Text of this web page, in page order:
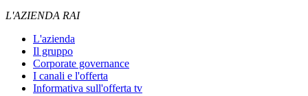
L'AZIENDA RAI
L'azienda
Il gruppo
Corporate governance
I canali e l'offerta
Informativa sull'offerta tv